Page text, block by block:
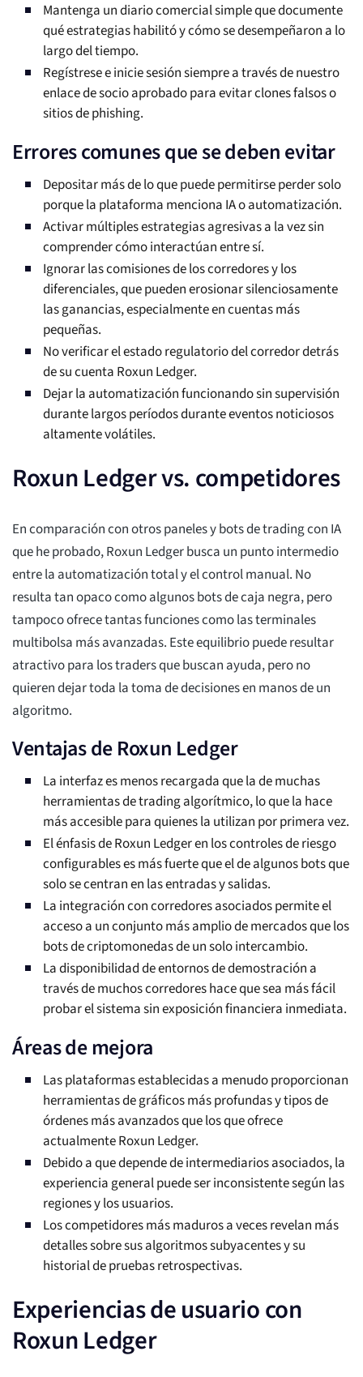
Mantenga un diario comercial simple que documente
qué estrategias habilitó y cómo se desempeñaron a lo
largo del tiempo.
Regístrese e inicie sesión siempre a través de nuestro
enlace de socio aprobado para evitar clones falsos o
sitios de phishing.
Errores comunes que se deben evitar
Depositar más de lo que puede permitirse perder solo
porque la plataforma menciona IA o automatización.
Activar múltiples estrategias agresivas a la vez sin
comprender cómo interactúan entre sí.
Ignorar las comisiones de los corredores y los
diferenciales, que pueden erosionar silenciosamente
las ganancias, especialmente en cuentas más
pequeñas.
No verificar el estado regulatorio del corredor detrás
de su cuenta Roxun Ledger.
Dejar la automatización funcionando sin supervisión
durante largos períodos durante eventos noticiosos
altamente volátiles.
Roxun Ledger vs. competidores
En comparación con otros paneles y bots de trading con IA
que he probado, Roxun Ledger busca un punto intermedio
entre la automatización total y el control manual. No
resulta tan opaco como algunos bots de caja negra, pero
tampoco ofrece tantas funciones como las terminales
multibolsa más avanzadas. Este equilibrio puede resultar
atractivo para los traders que buscan ayuda, pero no
quieren dejar toda la toma de decisiones en manos de un
algoritmo.
Ventajas de Roxun Ledger
La interfaz es menos recargada que la de muchas
herramientas de trading algorítmico, lo que la hace
más accesible para quienes la utilizan por primera vez.
El énfasis de Roxun Ledger en los controles de riesgo
configurables es más fuerte que el de algunos bots que
solo se centran en las entradas y salidas.
La integración con corredores asociados permite el
acceso a un conjunto más amplio de mercados que los
bots de criptomonedas de un solo intercambio.
La disponibilidad de entornos de demostración a
través de muchos corredores hace que sea más fácil
probar el sistema sin exposición financiera inmediata.
Áreas de mejora
Las plataformas establecidas a menudo proporcionan
herramientas de gráficos más profundas y tipos de
órdenes más avanzados que los que ofrece
actualmente Roxun Ledger.
Debido a que depende de intermediarios asociados, la
experiencia general puede ser inconsistente según las
regiones y los usuarios.
Los competidores más maduros a veces revelan más
detalles sobre sus algoritmos subyacentes y su
historial de pruebas retrospectivas.
Experiencias de usuario con
Roxun Ledger